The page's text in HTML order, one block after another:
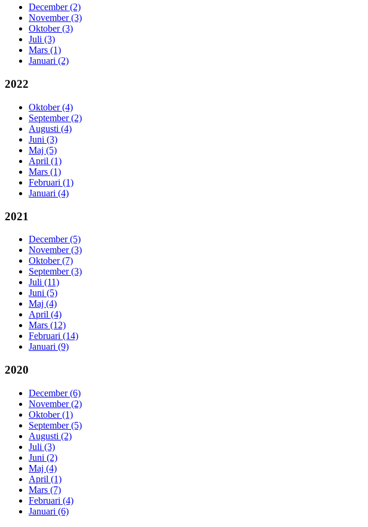
December (2)
November (3)
Oktober (3)
Juli (3)
Mars (1)
Januari (2)
2022
Oktober (4)
September (2)
Augusti (4)
Juni (3)
Maj (5)
April (1)
Mars (1)
Februari (1)
Januari (4)
2021
December (5)
November (3)
Oktober (7)
September (3)
Juli (11)
Juni (5)
Maj (4)
April (4)
Mars (12)
Februari (14)
Januari (9)
2020
December (6)
November (2)
Oktober (1)
September (5)
Augusti (2)
Juli (3)
Juni (2)
Maj (4)
April (1)
Mars (7)
Februari (4)
Januari (6)